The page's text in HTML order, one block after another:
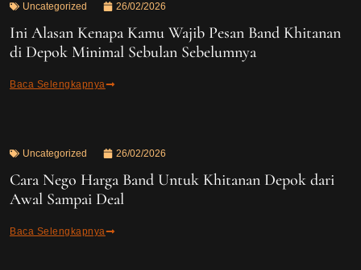
Uncategorized 26/02/2026
Ini Alasan Kenapa Kamu Wajib Pesan Band Khitanan
di Depok Minimal Sebulan Sebelumnya
Baca Selengkapnya
Uncategorized 26/02/2026
Cara Nego Harga Band Untuk Khitanan Depok dari
Awal Sampai Deal
Baca Selengkapnya